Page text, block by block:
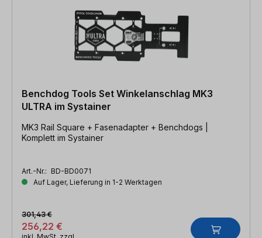
Benchdog Tools Set Winkelanschlag MK3
ULTRA im Systainer
MK3 Rail Square + Fasenadapter + Benchdogs |
Komplett im Systainer
Art.-Nr.: BD-BD0071
Auf Lager, Lieferung in 1-2 Werktagen
256,22 €
301,43 €